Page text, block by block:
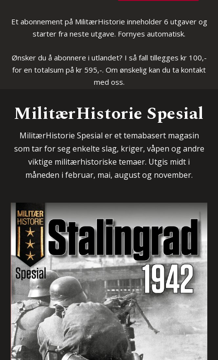
Et abonnement på MilitærHistorie inneholder 6 utgaver og
starter fra neste utgave. Fornyes automatisk.
Ønsker du å abonnere i utlandet? I så fall tillegges kr 100,-
for en totalsum på kr 595,-. Om ønskelig kan du ta kontakt
med oss.
MilitærHistorie Spesial
MilitærHistorie Spesial er et temabasert magasin
som tar for seg enkelte slag, kriger, våpen og andre
viktige militærhistoriske temaer. Utgis midt i
måneden i februar, mai, august og november.